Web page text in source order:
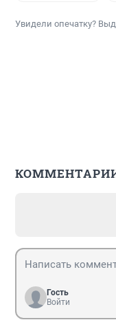
Увидели опечатку?
Гость
Войти